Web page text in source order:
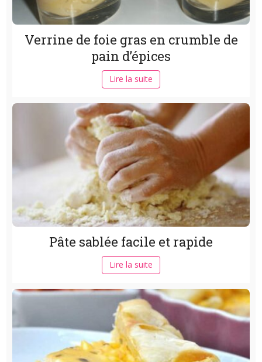
Verrine de foie gras en crumble de
pain d’épices
Lire la suite
Pâte sablée facile et rapide
Lire la suite